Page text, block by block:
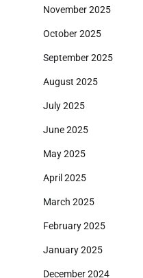
November 2025
October 2025
September 2025
August 2025
July 2025
June 2025
May 2025
April 2025
March 2025
February 2025
January 2025
December 2024